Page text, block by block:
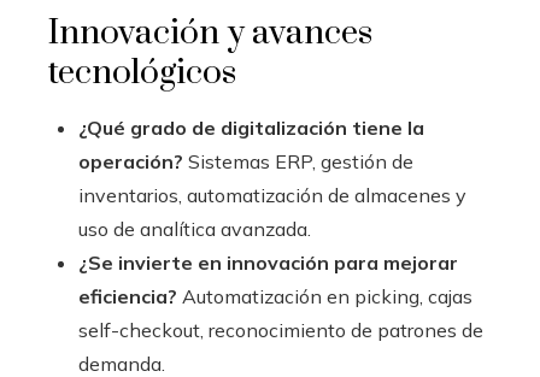
Innovación y avances
tecnológicos
¿Qué grado de digitalización tiene la
operación? Sistemas ERP, gestión de
inventarios, automatización de almacenes y
uso de analítica avanzada.
¿Se invierte en innovación para mejorar
eficiencia? Automatización en picking, cajas
self-checkout, reconocimiento de patrones de
demanda.